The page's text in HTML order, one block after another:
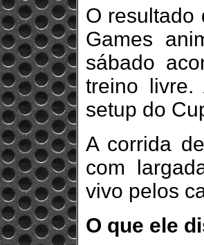
O resultado
Games
sábado
treino livre.
setup do
A corrida
com
vivo pelos
O que ele